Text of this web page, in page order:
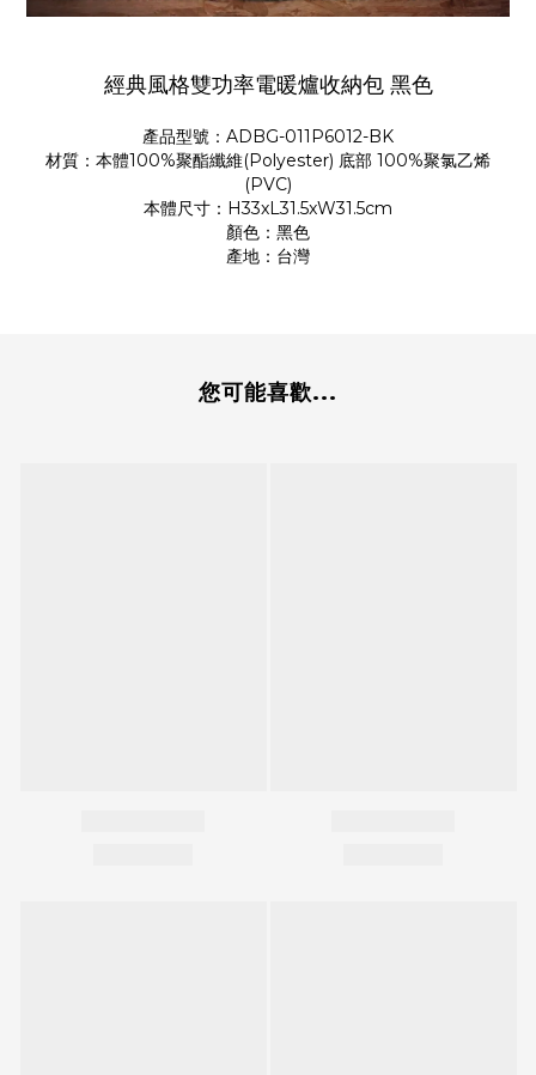
經典風格雙功率電暖爐收納包 黑色
產品型號：ADBG-011P6012-BK
材質：本體100%聚酯纖維(Polyester) 底部 100%聚氯乙烯
(PVC)
本體尺寸：H33xL31.5xW31.5cm
顏色：黑色
產地：台灣
您可能喜歡...